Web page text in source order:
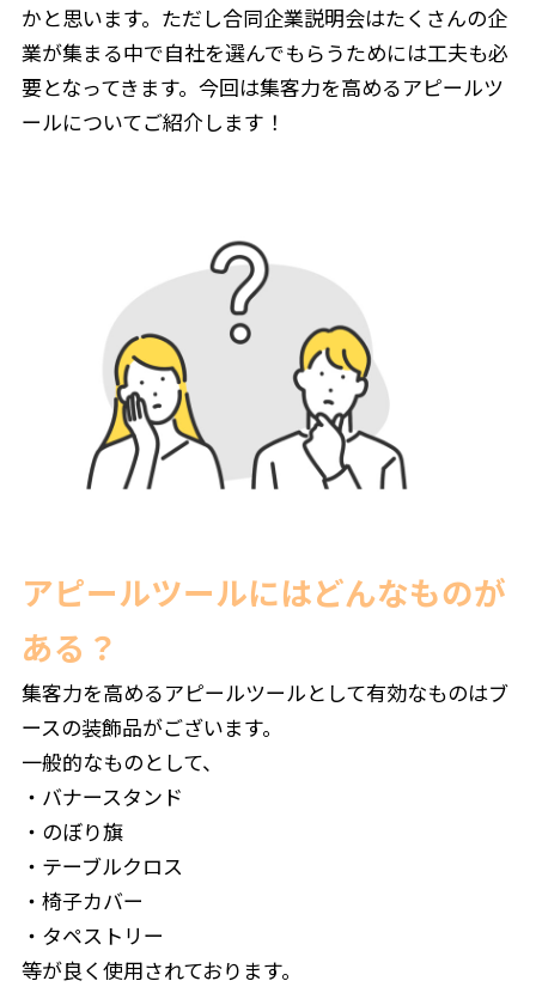
かと思います。ただし合同企業説明会はたくさんの企
業が集まる中で自社を選んでもらうためには工夫も必
要となってきます。今回は集客力を高めるアピールツ
ールについてご紹介します！
アピールツールにはどんなものが
ある？
集客力を高めるアピールツールとして有効なものはブ
ースの装飾品がございます。
一般的なものとして、
・バナースタンド
・のぼり旗
・テーブルクロス
・椅子カバー
・タペストリー
等が良く使用されております。